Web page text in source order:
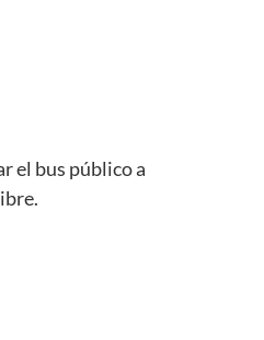
el bus público a